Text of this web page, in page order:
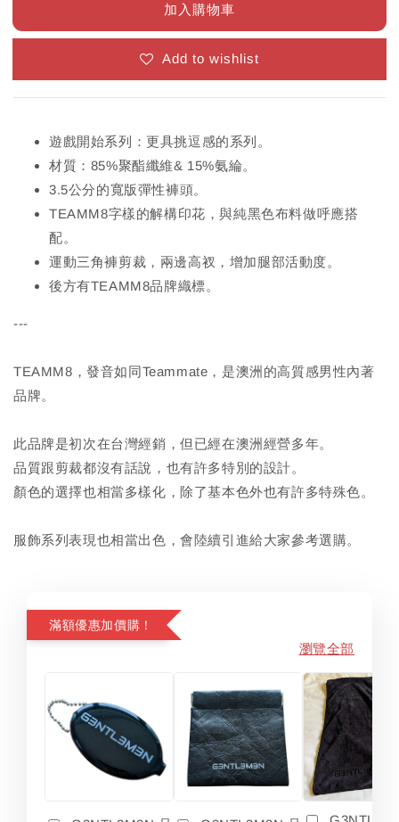
加入購物車
Add to wishlist
遊戲開始系列：更具挑逗感的系列。
材質：85%聚酯纖維& 15%氨綸。
3.5公分的寬版彈性褲頭。
TEAMM8字樣的解構印花，與純黑色布料做呼應搭
配。
運動三角褲剪裁，兩邊高衩，增加腿部活動度。
後方有TEAMM8品牌織標。
---
TEAMM8，發音如同Teammate，是澳洲的高質感男性內著
品牌。
此品牌是初次在台灣經銷，但已經在澳洲經營多年。
品質跟剪裁都沒有話說，也有許多特別的設計。
顏色的選擇也相當多樣化，除了基本色外也有許多特殊色。
服飾系列表現也相當出色，會陸續引進給大家參考選購。
滿額優惠加價購！
瀏覽全部